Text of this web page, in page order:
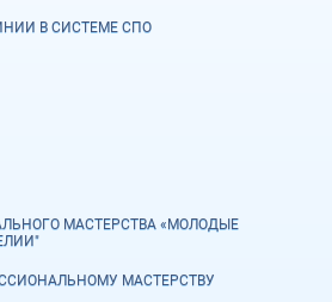
В СИСТЕМЕ СПО
МАСТЕРСТВА «МОЛОДЫЕ
МАСТЕРСТВУ